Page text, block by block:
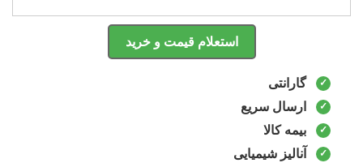
استعلام قیمت و خرید
گارانتی
ارسال سریع
بیمه کالا
آنالیز شیمیایی